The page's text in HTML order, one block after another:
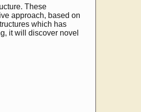
These
approach, based on
which has
it will discover novel